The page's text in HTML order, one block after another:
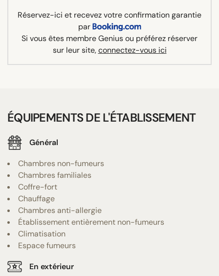
Réservez-ici et recevez votre confirmation garantie
par
Si vous êtes membre Genius ou préférez réserver
sur leur site,connectez-vous ici
ÉQUIPEMENTS DE L'ÉTABLISSEMENT
Général
Chambres non-fumeurs
Chambres familiales
Coffre-fort
Chauffage
Chambres anti-allergie
Établissement entièrement non-fumeurs
Climatisation
Espace fumeurs
En extérieur